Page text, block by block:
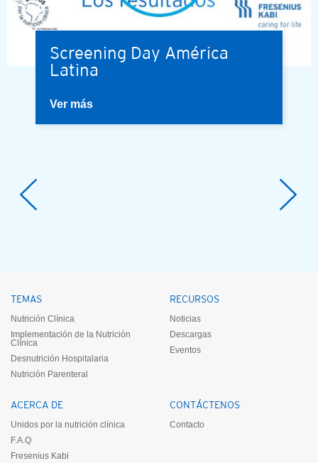
Screening Day América
Latina
Ver más
TEMAS
Nutrición Clínica
Implementación de la Nutrición
Clínica
Desnutrición Hospitalaria
Nutrición Parenteral
RECURSOS
Noticias
Descargas
Eventos
ACERCA DE
Unidos por la nutrición clínica
F.A.Q
Fresenius Kabi
CONTÁCTENOS
Contacto